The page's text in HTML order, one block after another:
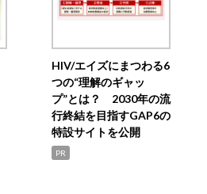
HIV/エイズにまつわる6
つの“理解のギャッ
プ”とは？ 2030年の流
行終結を目指すGAP6の
特設サイトを公開
PR